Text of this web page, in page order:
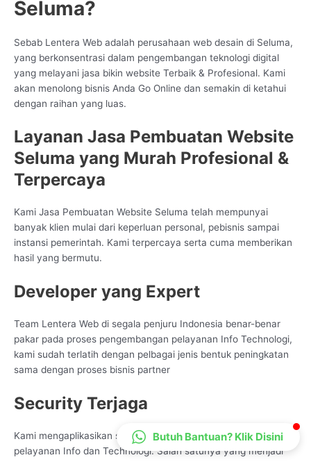
Seluma?
Sebab Lentera Web adalah perusahaan web desain di Seluma,
yang berkonsentrasi dalam pengembangan teknologi digital
yang melayani jasa bikin website Terbaik & Profesional. Kami
akan menolong bisnis Anda Go Online dan semakin di ketahui
dengan raihan yang luas.
Layanan Jasa Pembuatan Website
Seluma yang Murah Profesional &
Terpercaya
Kami Jasa Pembuatan Website Seluma telah mempunyai
banyak klien mulai dari keperluan personal, pebisnis sampai
instansi pemerintah. Kami terpercaya serta cuma memberikan
hasil yang bermutu.
Developer yang Expert
Team Lentera Web di segala penjuru Indonesia benar-benar
pakar pada proses pengembangan pelayanan Info Technologi,
kami sudah terlatih dengan pelbagai jenis bentuk peningkatan
sama dengan proses bisnis partner
Security Terjaga
Kami mengaplikasikan standar tinggi untuk tiap peningkatan
pelayanan Info dan Technologi. Salah satunya yang menjadi
CS Lenteraweb
Butuh Bantuan? Klik Disini